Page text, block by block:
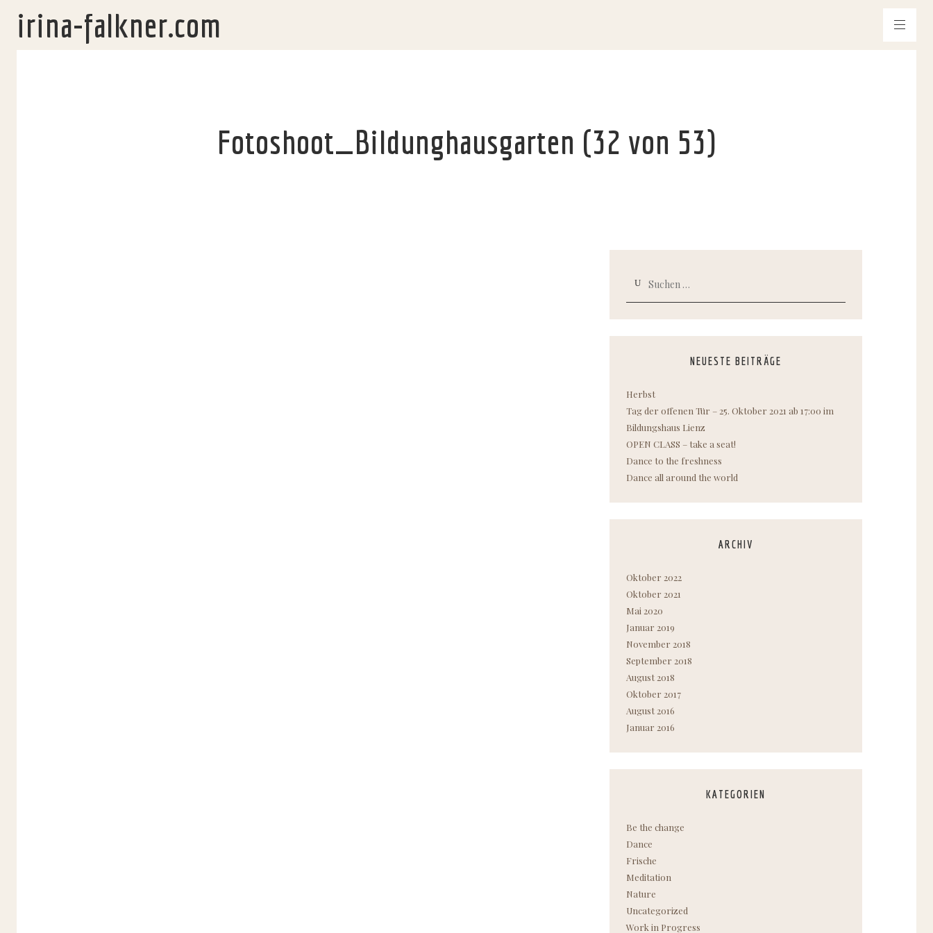
irina-falkner.com
Fotoshoot_Bildunghausgarten (32 von 53)
Suchen
NEUESTE BEITRÄGE
Herbst
Tag der offenen Tür – 25. Oktober 2021 ab 17:00 im
Bildungshaus Lienz
OPEN CLASS – take a seat!
Dance to the freshness
Dance all around the world
ARCHIV
Oktober 2022
Oktober 2021
Mai 2020
Januar 2019
November 2018
September 2018
August 2018
Oktober 2017
August 2016
Januar 2016
KATEGORIEN
Be the change
Dance
Frische
Meditation
Nature
Uncategorized
Work in Progress